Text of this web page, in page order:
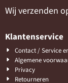
Wij verzenden
Klantenservice
Contact / Service
Algemene
Privacy
Retourneren